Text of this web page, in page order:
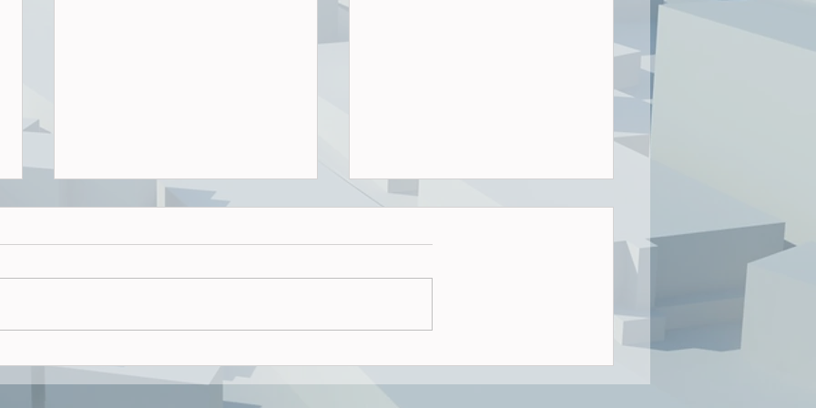
Wohnungsbau-Turbo - nur heiße
genehmigt worden. Nach